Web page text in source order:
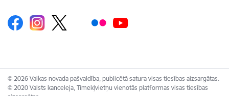
© 2026 Valkas novada pašvaldība, publicētā satura visas tiesības aizsargātas.
© 2020 Valsts kanceleja, Tīmekļvietņu vienotās platformas visas tiesības